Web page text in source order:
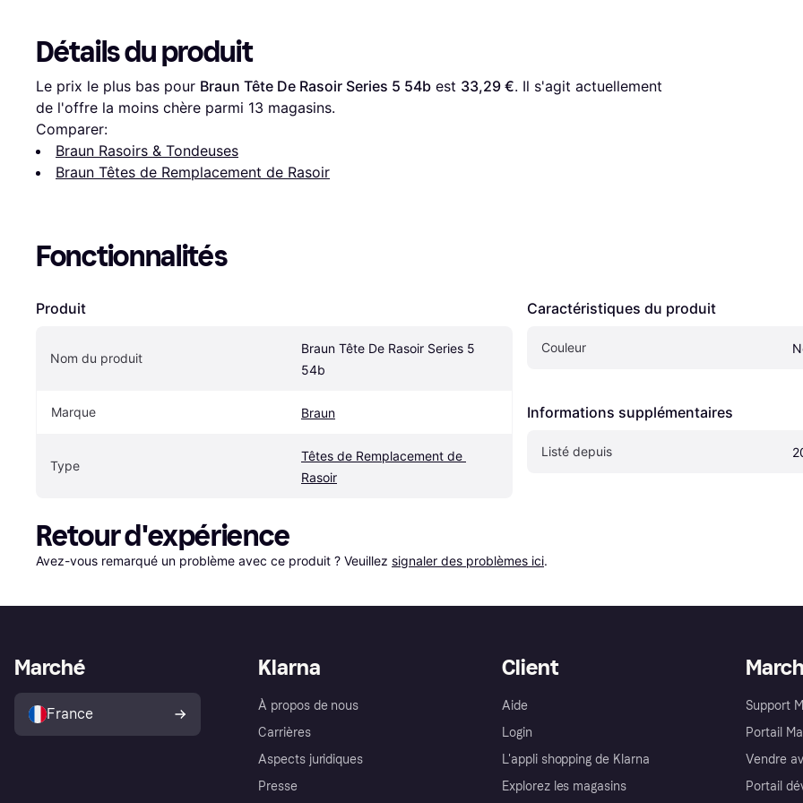
Détails du produit
Le prix le plus bas pour Braun Tête De Rasoir Series 5 54b est 33,29 €. Il s'agit actuellement
de l'offre la moins chère parmi 13 magasins.
Comparer:
Braun Rasoirs & Tondeuses
Braun Têtes de Remplacement de Rasoir
Fonctionnalités
Produit
Nom du produit
Braun Tête De Rasoir Series 5
54b
Marque Braun
Type
Têtes de Remplacement de
Rasoir
Caractéristiques du produit
Couleur
Informations supplémentaires
Listé depuis
Retour d'expérience
Avez-vous remarqué un problème avec ce produit ? Veuillez signaler des problèmes ici.
Klarna
À propos de nous
Carrières
Aspects juridiques
Presse
Client
Aide
Login
L'appli shopping de Klarna
Explorez les magasins
Support
Portail
Vendre
Portail
Marché
France